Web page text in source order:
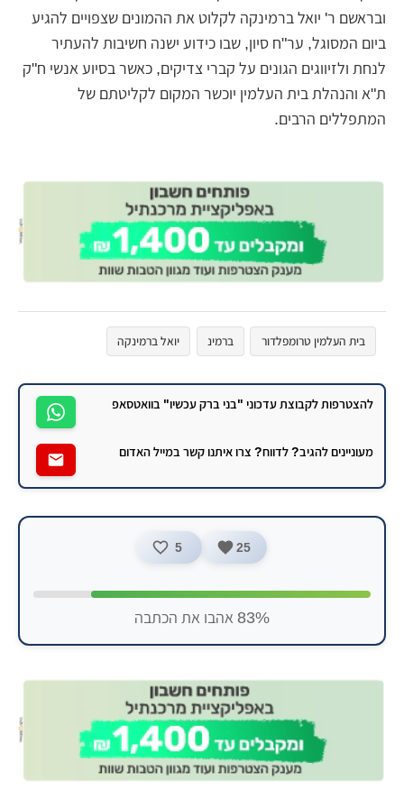
ובראשם ר' יואל ברמינקה לקלוט את ההמונים שצפויים להגיע
ביום המסוגל, ער"ח סיון, שבו כידוע ישנה חשיבות להעתיר
לנחת ולזיווגים הגונים על קברי צדיקים, כאשר בסיוע אנשי ח"ק
ת"א והנהלת בית העלמין יוכשר המקום לקליטתם של
המתפללים הרבים.
בית העלמין טרומפלדור ברמינ יואל ברמינקה
להצטרפות לקבוצת עדכוני "בני ברק עכשיו" בוואטסאפ
מעוניינים להגיב? לדווח? צרו איתנו קשר במייל האדום
25
5
83% אהבו את הכתבה